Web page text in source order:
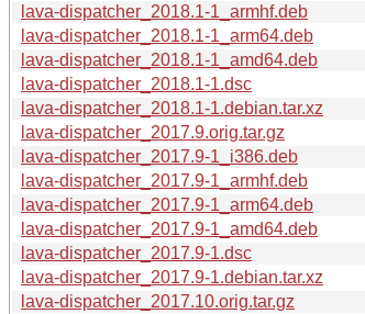
lava-dispatcher_2018.1-1_armhf.deb
lava-dispatcher_2018.1-1_arm64.deb
lava-dispatcher_2018.1-1_amd64.deb
lava-dispatcher_2018.1-1.dsc
lava-dispatcher_2018.1-1.debian.tar.xz
lava-dispatcher_2017.9.orig.tar.gz
lava-dispatcher_2017.9-1_i386.deb
lava-dispatcher_2017.9-1_armhf.deb
lava-dispatcher_2017.9-1_arm64.deb
lava-dispatcher_2017.9-1_amd64.deb
lava-dispatcher_2017.9-1.dsc
lava-dispatcher_2017.9-1.debian.tar.xz
lava-dispatcher_2017.10.orig.tar.gz